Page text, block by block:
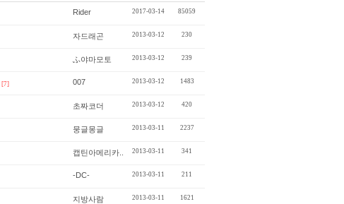
Rider 2017-03-14 85059
자드래곤 2013-03-12 230
ふ야마모토 2013-03-12 239
[7] 007 2013-03-12 1483
초짜코더 2013-03-12 420
뭉글몽글 2013-03-11 2237
캡틴아메리카.. 2013-03-11 341
-DC- 2013-03-11 211
지방사람 2013-03-11 1621